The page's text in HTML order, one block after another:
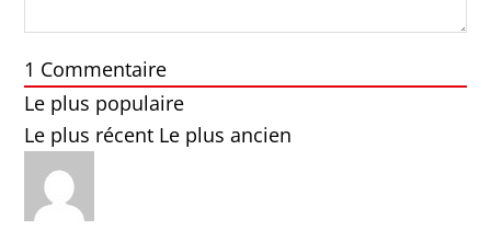
1 Commentaire
Le plus populaire
Le plus récent Le plus ancien